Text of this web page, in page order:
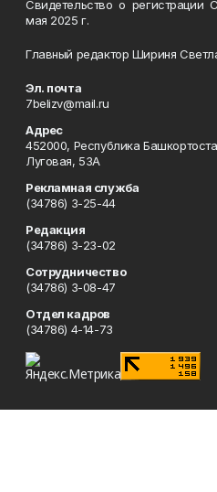
Свидетельство о
мая 2025 г.
Главный редактор Шириня
Эл. почта
7belizv@mail.ru
Адрес
452000, Республика
Луговая, 53А
Рекламная служба
(34786) 3-25-44
Редакция
(34786) 3-23-02
Сотрудничество
(34786) 3-08-47
Отдел кадров
(34786) 4-14-73